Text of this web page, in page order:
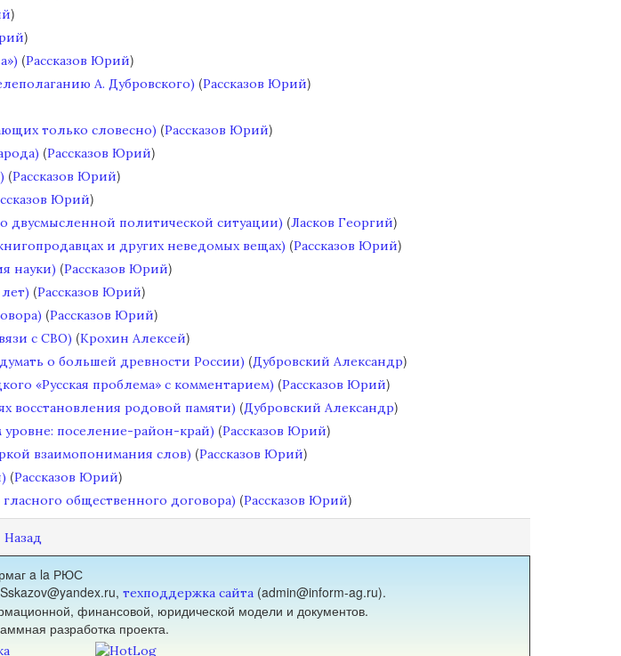
)
)
(Рассказов Юрий)
А. Дубровского) (Рассказов Юрий)
только словесно) (Рассказов Юрий)
(Рассказов Юрий)
(Рассказов Юрий)
Юрий)
двусмысленной политической ситуации) (Ласков Георгий)
и других неведомых вещах) (Рассказов Юрий)
науки) (Рассказов Юрий)
(Рассказов Юрий)
(Рассказов Юрий)
с СВО) (Крохин Алексей)
о большей древности России) (Дубровский Александр)
«Русская проблема» с комментарием) (Рассказов Юрий)
восстановления родовой памяти) (Дубровский Александр)
уровне: поселение-район-край) (Рассказов Юрий)
взаимопонимания слов) (Рассказов Юрий)
(Рассказов Юрий)
общественного договора) (Рассказов Юрий)
Назад
a la РЮС
техподдержка сайта (admin@inform-ag.ru).
финансовой, юридической модели и документов.
разработка проекта.